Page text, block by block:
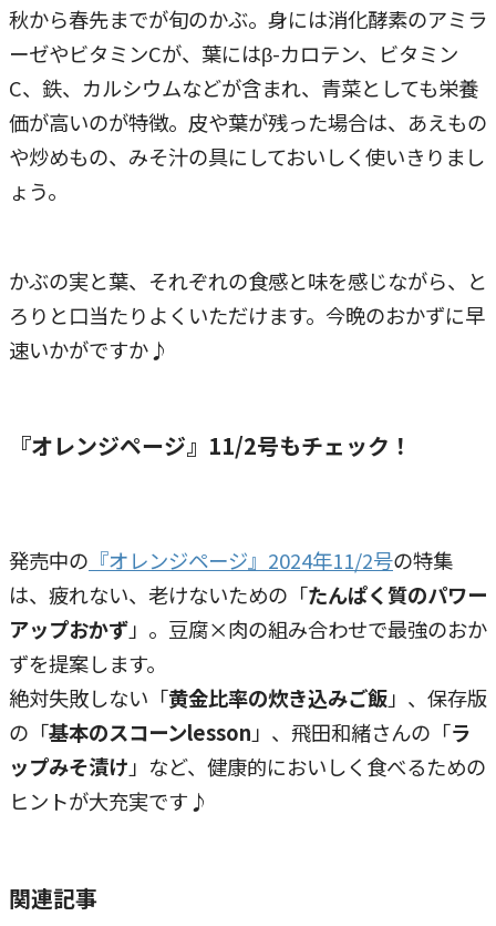
秋から春先までが旬のかぶ。身には消化酵素のアミラ
ーゼやビタミンCが、葉にはβ-カロテン、ビタミン
C、鉄、カルシウムなどが含まれ、青菜としても栄養
価が高いのが特徴。皮や葉が残った場合は、あえもの
や炒めもの、みそ汁の具にしておいしく使いきりまし
ょう。
かぶの実と葉、それぞれの食感と味を感じながら、と
ろりと口当たりよくいただけます。今晩のおかずに早
速いかがですか♪
『オレンジページ』11/2号もチェック！
発売中の 『オレンジページ』2024年11/2号の特集
は、疲れない、老けないための「たんぱく質のパワー
アップおかず」。豆腐×肉の組み合わせで最強のおか
ずを提案します。
絶対失敗しない「黄金比率の炊き込みご飯」、保存版
の「基本のスコーンlesson 」、飛田和緒さんの「ラ
ップみそ漬け 」など、健康的においしく食べるための
ヒントが大充実です♪
関連記事